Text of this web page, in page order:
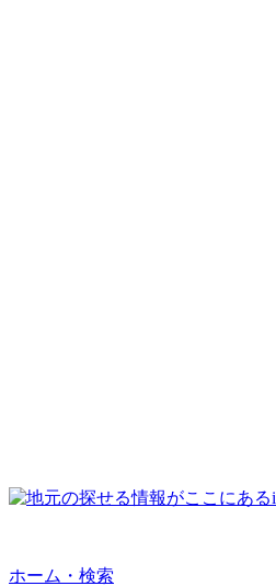
ホーム・検索